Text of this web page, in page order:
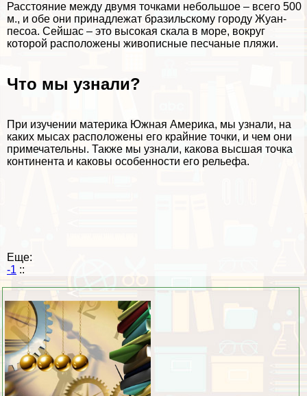
Расстояние между двумя точками небольшое – всего 500
м., и обе они принадлежат бразильскому городу Жуан-
песоа. Сейшас – это высокая скала в море, вокруг
которой расположены живописные песчаные пляжи.
Что мы узнали?
При изучении материка Южная Америка, мы узнали, на
каких мысах расположены его крайние точки, и чем они
примечательны. Также мы узнали, какова высшая точка
континента и каковы особенности его рельефа.
Еще:
-1 ::